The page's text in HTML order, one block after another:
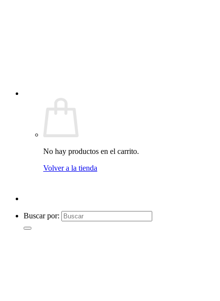
No hay productos en el carrito.
Volver a la tienda
Buscar por: